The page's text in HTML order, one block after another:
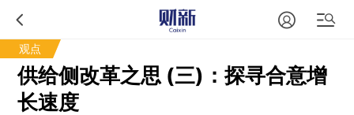
观点
供给侧改革之思 (三)：探寻合意增
长速度